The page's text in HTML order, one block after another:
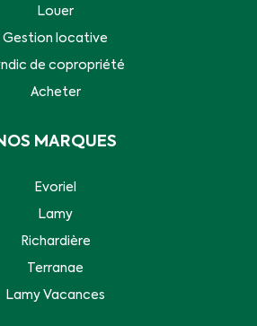
Louer
Gestion locative
de copropriété
Acheter
MARQUES
Evoriel
Lamy
Richardière
Terranae
Lamy Vacances